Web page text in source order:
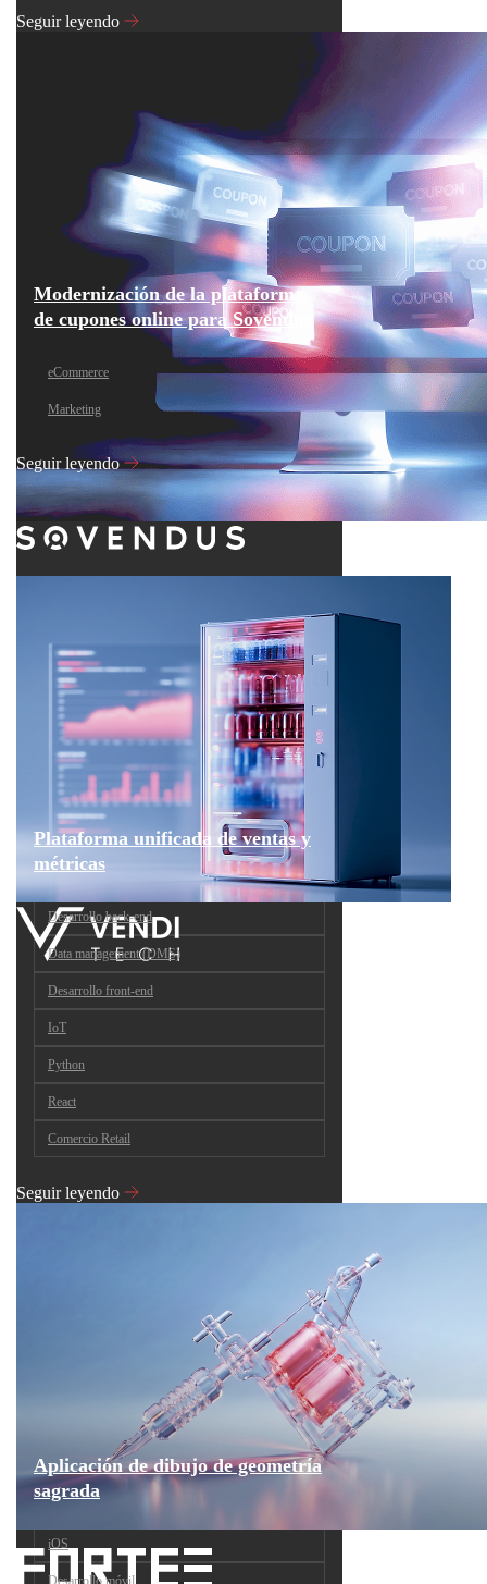
Seguir leyendo
Modernización de la plataforma
de cupones online para Sovendus
eCommerce
Marketing
Seguir leyendo
Plataforma unificada de ventas y
métricas
Desarrollo back-end
Data management (DMS)
Desarrollo front-end
IoT
Python
React
Comercio Retail
Seguir leyendo
Aplicación de dibujo de geometría
sagrada
iOS
Desarrollo móvil